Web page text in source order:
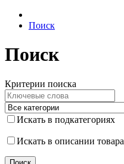
Поиск
Поиск
Критерии поиска
Искать в подкатегориях
Искать в описании товара